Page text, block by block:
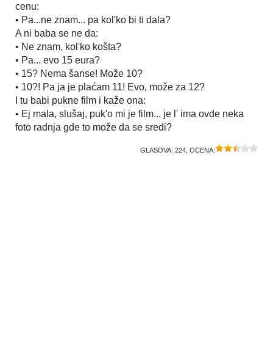
cenu:
• Pa...ne znam... pa kol'ko bi ti dala?
A ni baba se ne da:
• Ne znam, kol'ko košta?
• Pa... evo 15 eura?
• 15? Nema šanse! Može 10?
• 10?! Pa ja je plaćam 11! Evo, može za 12?
I tu babi pukne film i kaže ona:
• Ej mala, slušaj, puk'o mi je film... je l' ima ovde neka
foto radnja gde to može da se sredi?
GLASOVA: 224 , OCENA: